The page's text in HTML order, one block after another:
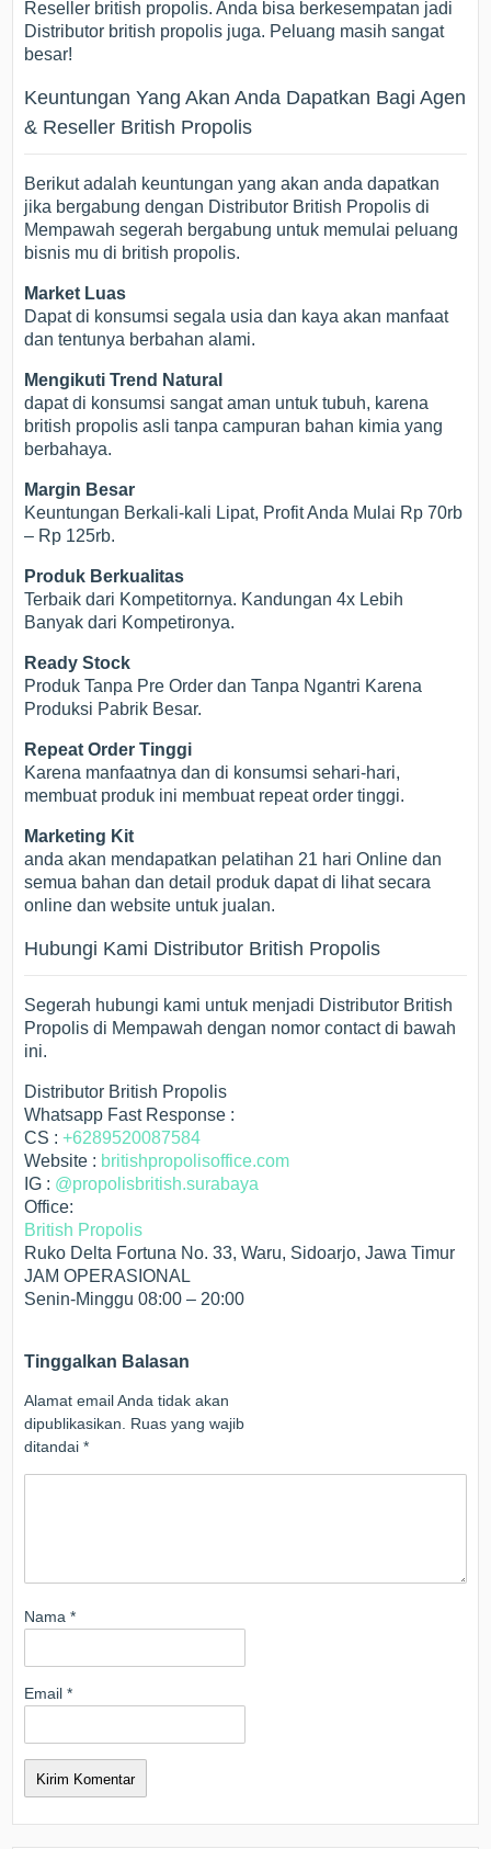
Reseller british propolis. Anda bisa berkesempatan jadi
Distributor british propolis juga. Peluang masih sangat
besar!
Keuntungan Yang Akan Anda Dapatkan Bagi Agen
& Reseller British Propolis
Berikut adalah keuntungan yang akan anda dapatkan
jika bergabung dengan Distributor British Propolis di
Mempawah segerah bergabung untuk memulai peluang
bisnis mu di british propolis.
Market Luas
Dapat di konsumsi segala usia dan kaya akan manfaat
dan tentunya berbahan alami.
Mengikuti Trend Natural
dapat di konsumsi sangat aman untuk tubuh, karena
british propolis asli tanpa campuran bahan kimia yang
berbahaya.
Margin Besar
Keuntungan Berkali-kali Lipat, Profit Anda Mulai Rp 70rb
– Rp 125rb.
Produk Berkualitas
Terbaik dari Kompetitornya. Kandungan 4x Lebih
Banyak dari Kompetironya.
Ready Stock
Produk Tanpa Pre Order dan Tanpa Ngantri Karena
Produksi Pabrik Besar.
Repeat Order Tinggi
Karena manfaatnya dan di konsumsi sehari-hari,
membuat produk ini membuat repeat order tinggi.
Marketing Kit
anda akan mendapatkan pelatihan 21 hari Online dan
semua bahan dan detail produk dapat di lihat secara
online dan website untuk jualan.
Hubungi Kami Distributor British Propolis
Segerah hubungi kami untuk menjadi Distributor British
Propolis di Mempawah dengan nomor contact di bawah
ini.
Distributor British Propolis
Whatsapp Fast Response :
CS :+6289520087584
Website : britishpropolisoffice.com
IG : @propolisbritish.surabaya
Office:
British Propolis
Ruko Delta Fortuna No. 33, Waru, Sidoarjo, Jawa Timur
JAM OPERASIONAL
Senin-Minggu 08:00 – 20:00
Tinggalkan Balasan
Alamat email Anda tidak akan
dipublikasikan.
Ruas yang wajib
ditandai*
Nama*
Email*